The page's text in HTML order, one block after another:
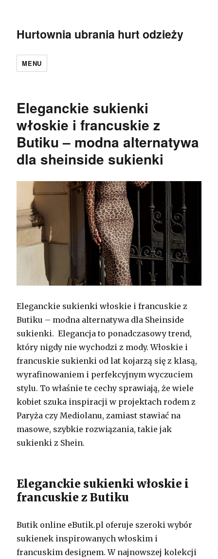
Hurtownia ubrania hurt odzieży
MENU
Eleganckie sukienki
włoskie i francuskie z
Butiku – modna alternatywa
dla sheinside sukienki
Eleganckie sukienki włoskie i francuskie z
Butiku – modna alternatywa dla Sheinside
sukienki. Elegancja to ponadczasowy trend,
który nigdy nie wychodzi z mody. Włoskie i
francuskie sukienki od lat kojarzą się z klasą,
wyrafinowaniem i perfekcyjnym wyczuciem
stylu. To właśnie te cechy sprawiają, że wiele
kobiet szuka inspiracji w projektach rodem z
Paryża czy Mediolanu, zamiast stawiać na
masowe, szybkie rozwiązania, takie jak
sukienki z Shein.
Eleganckie sukienki włoskie i
francuskie z Butiku
Butik online eButik.pl oferuje szeroki wybór
sukienek inspirowanych włoskim i
francuskim designem. W najnowszej kolekcji